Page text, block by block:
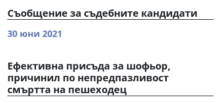
Съобщение за съдебните кандидати
30 юни 2021
Eфективна присъда за шофьор,
причинил по непредпазливост
смъртта на пешеходец